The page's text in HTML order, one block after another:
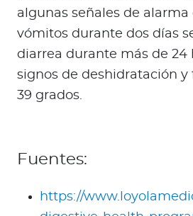
algunas señales de
vómitos durante dos días
diarrea durante más de 24
signos de deshidratación y
39 grados.
Fuentes:
https://